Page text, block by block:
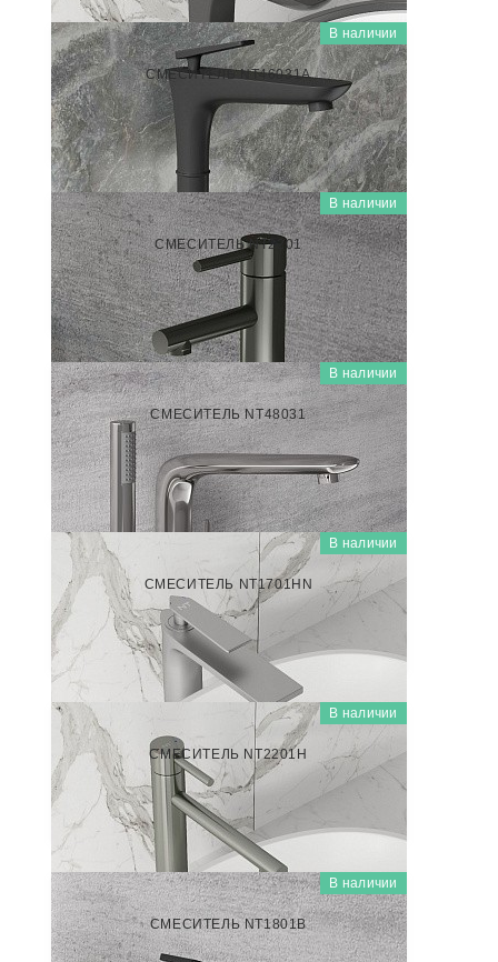
В наличии
NT46031A
СМЕСИТЕЛЬ NT46031A
26 000 ₽/шт
В наличии
NT2201
СМЕСИТЕЛЬ NT2201
5 500 ₽/шт
В наличии
NT48031
СМЕСИТЕЛЬ NT48031
35 000 ₽/шт
В наличии
NT1701НN
СМЕСИТЕЛЬ NT1701НN
7 000 ₽/шт
В наличии
NT2201Н
СМЕСИТЕЛЬ NT2201Н
7 000 ₽/шт
В наличии
NT1801В
СМЕСИТЕЛЬ NT1801В